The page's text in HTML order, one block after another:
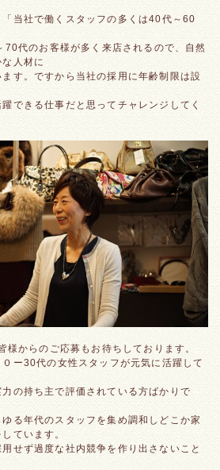
当社で働くスタッフの多くは40代～60
代のお客様が多く来店されるので、自然
人材に
す。ですから当社の採用に年齢制限は設
できる仕事だと思ってチャレンジしてく
様からのご応募もお待ちしております。
ー30代の女性スタッフが元気に活躍して
の持ち主で評価されている方ばかりで
る年代のスタッフを集め調和しどこか家
ています。
せず過度な社内競争を作り出さないこと